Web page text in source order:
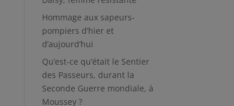
Hommage aux sapeurs-
pompiers d’hier et
d’aujourd’hui
Qu’est-ce qu’était le Sentier
des Passeurs, durant la
Seconde Guerre mondiale, à
Moussey ?